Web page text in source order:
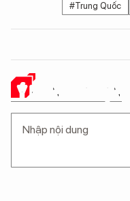
#Trung Quốc
Ý KIẾN CỦA BẠN